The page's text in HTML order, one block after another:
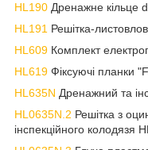
HL190 Дренажне кільце
HL191 Решітка-
HL609 Комплект
HL619 Фіксуючі планки
HL635N Дренажний та
HL0635N.2 Решітка з
інспекційного колодязя